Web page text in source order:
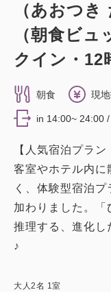
（あおつ
（朝食ビ
クイン・12
朝食 現
in 14:00~ 24:00
【人気宿泊プラ
客室やホテル内に
く、体験型宿泊プ
加わりました。
推理する、進化し
♪
大人2名 1室